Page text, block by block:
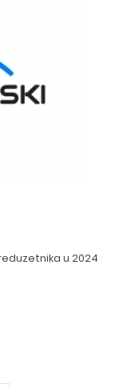
u 2024